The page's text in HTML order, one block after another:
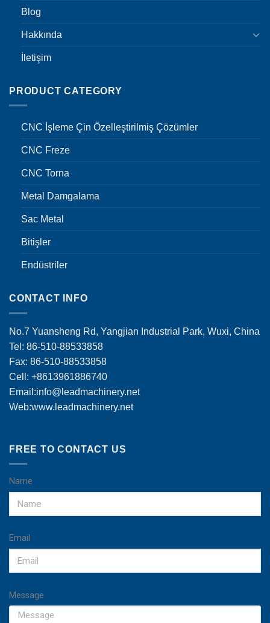
Blog
Hakkında
İletişim
PRODUCT CATEGORY
CNC İşleme Çin Özelleştirilmiş Çözümler
CNC Freze
CNC Torna
Metal Damgalama
Sac Metal
Bitişler
Endüstriler
CONTACT INFO
No.7 Yuansheng Rd, Yangjian Industrial Park, Wuxi, China
Tel: 86-510-88533858
Fax: 86-510-88533858
Cell: +8613961886740
Email:info@leadmachinery.net
Web:www.leadmachinery.net
FREE TO CONTACT US
Name
Email
Message